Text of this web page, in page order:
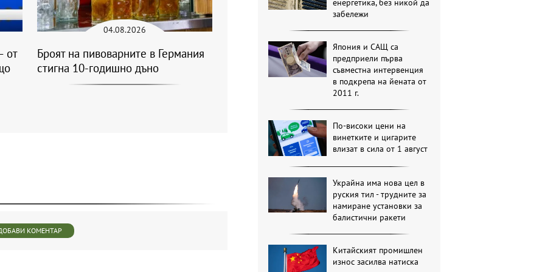
енергетика, без никой да
забележи
Япония и САЩ са
предприели първа
съвместна интервенция
в подкрепа на йената от
2011 г.
По-високи цени на
винетките и цигарите
влизат в сила от 1 август
Украйна има нова цел в
руския тил - трудните за
намиране установки за
балистични ракети
Китайският промишлен
износ засилва натиска
от
04.08.2026
Броят на пивоварните в Германия
стигна 10-годишно дъно
КОМЕНТАР